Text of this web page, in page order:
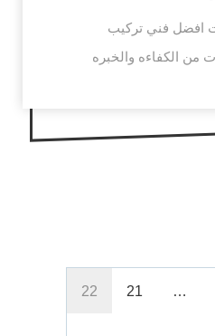
افضل فني تركيب
الكفاءه والخبره
…
21
22